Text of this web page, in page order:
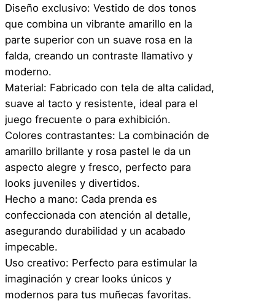
Diseño exclusivo: Vestido de dos tonos
que combina un vibrante amarillo en la
parte superior con un suave rosa en la
falda, creando un contraste llamativo y
moderno.
Material: Fabricado con tela de alta calidad,
suave al tacto y resistente, ideal para el
juego frecuente o para exhibición.
Colores contrastantes: La combinación de
amarillo brillante y rosa pastel le da un
aspecto alegre y fresco, perfecto para
looks juveniles y divertidos.
Hecho a mano: Cada prenda es
confeccionada con atención al detalle,
asegurando durabilidad y un acabado
impecable.
Uso creativo: Perfecto para estimular la
imaginación y crear looks únicos y
modernos para tus muñecas favoritas.